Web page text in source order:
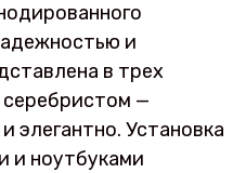
и
в трех
—
элегантно. Установка
и ноутбуками